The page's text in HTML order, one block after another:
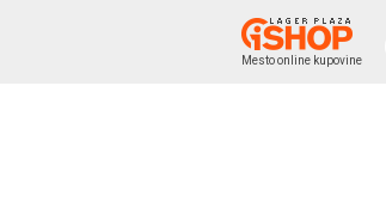
Mesto online kupovine